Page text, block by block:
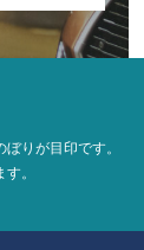
りが目印です。
。